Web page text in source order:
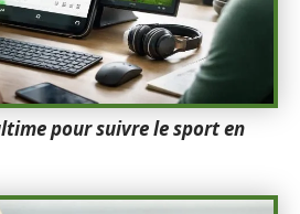
pour suivre le sport en